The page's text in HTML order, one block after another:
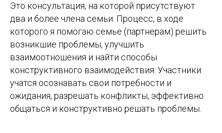
Это консультация, на которой присутствуют
два и более члена семьи. Процесс, в ходе
которого я помогаю семье (партнерам) решить
возникшие проблемы, улучшить
взаимоотношения и найти способы
конструктивного взаимодействия. Участники
учатся осознавать свои потребности и
ожидания, разрешать конфликты, эффективно
общаться и конструктивно решать проблемы.